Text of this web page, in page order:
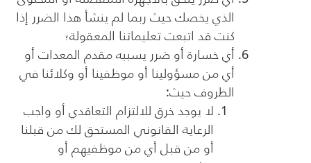
الذي يخصك حيث ربما لم ينشأ هذا الضرر إذا
كنت قد اتبعت تعليماتنا المعقولة؛
أي خسارة أو ضرر يسببه مقدم المعدات أو
أي من مسؤولينا أو موظفينا أو وكلائنا في
الظروف حيث:
لا يوجد خرق للالتزام التعاقدي أو واجب
الرعاية القانوني المستحق لك من قبلنا
أو من قبل أي من موظفيهم أو